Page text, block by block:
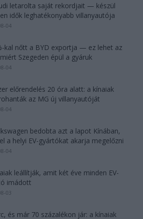
letarolta saját rekordjait — készül
idők leghatékonyabb villanyautója
04
kal nőtt a BYD exportja — ez lehet az
Szegeden épül a gyáruk
04
előrendelés 20 óra alatt: a kínaiak
az MG új villanyautóját
04
bedobta azt a lapot Kínában,
a helyi EV-gyártókat akarja megelőzni
04
leállítják, amit két éve minden EV-
imádott
03
és már 70 százalékon jár: a kínaiak